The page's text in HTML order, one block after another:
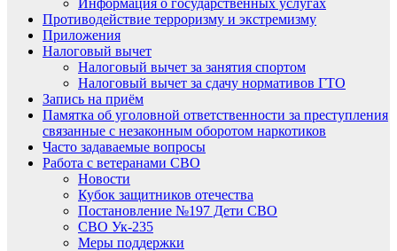
Информация о государственных услугах
Противодействие терроризму и экстремизму
Приложения
Налоговый вычет
Налоговый вычет за занятия спортом
Налоговый вычет за сдачу нормативов ГТО
Запись на приём
Памятка об уголовной ответственности за преступления
связанные с незаконным оборотом наркотиков
Часто задаваемые вопросы
Работа с ветеранами СВО
Новости
Кубок защитников отечества
Постановление №197 Дети СВО
СВО Ук-235
Меры поддержки